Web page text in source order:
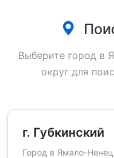
Выберите город в
округ для
г. Губкинский
Город в Ямало-